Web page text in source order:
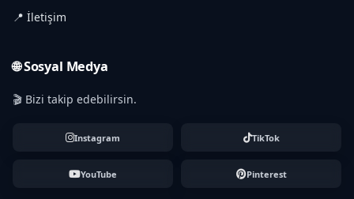
📍 İletişim
🌐 Sosyal Medya
🎬 Bizi takip edebilirsin.
Instagram TikTok
YouTube Pinterest